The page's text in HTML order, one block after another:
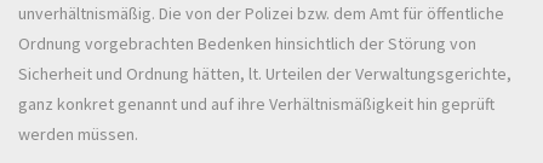
unverhältnismäßig. Die von der Polizei bzw. dem Amt für öffentliche
Ordnung vorgebrachten Bedenken hinsichtlich der Störung von
Sicherheit und Ordnung hätten, lt. Urteilen der Verwaltungsgerichte,
ganz konkret genannt und auf ihre Verhältnismäßigkeit hin geprüft
werden müssen.